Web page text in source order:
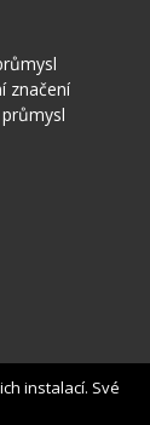
značení
instalací. Své